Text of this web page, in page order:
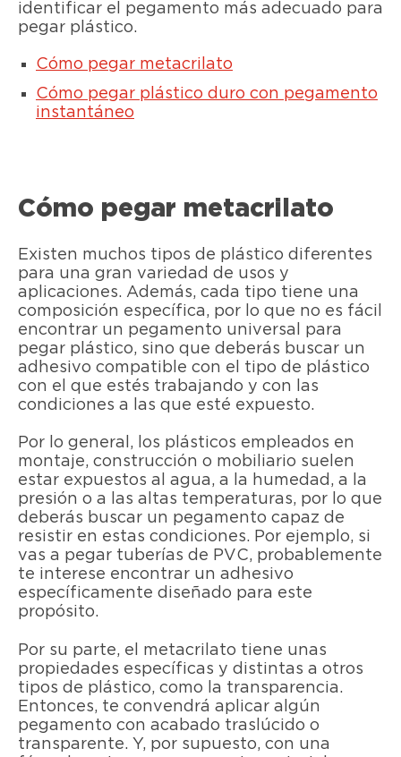
identificar el pegamento más adecuado para
pegar plástico.
Cómo pegar metacrilato
Cómo pegar plástico duro con pegamento
instantáneo
Cómo pegar metacrilato
Existen muchos tipos de plástico diferentes
para una gran variedad de usos y
aplicaciones. Además, cada tipo tiene una
composición específica, por lo que no es fácil
encontrar un pegamento universal para
pegar plástico, sino que deberás buscar un
adhesivo compatible con el tipo de plástico
con el que estés trabajando y con las
condiciones a las que esté expuesto.
Por lo general, los plásticos empleados en
montaje, construcción o mobiliario suelen
estar expuestos al agua, a la humedad, a la
presión o a las altas temperaturas, por lo que
deberás buscar un pegamento capaz de
resistir en estas condiciones. Por ejemplo, si
vas a pegar tuberías de PVC, probablemente
te interese encontrar un adhesivo
específicamente diseñado para este
propósito.
Por su parte, el metacrilato tiene unas
propiedades específicas y distintas a otros
tipos de plástico, como la transparencia.
Entonces, te convendrá aplicar algún
pegamento con acabado traslúcido o
transparente. Y, por supuesto, con una